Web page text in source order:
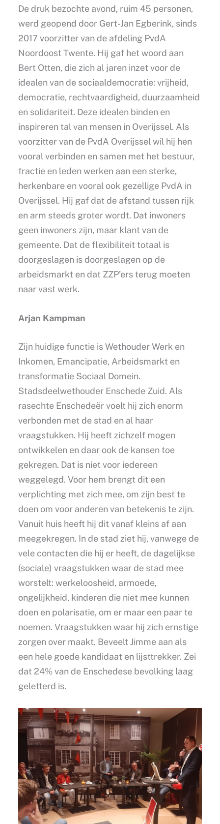
De druk bezochte avond, ruim 45 personen,
werd geopend door Gert-Jan Egberink, sinds
2017 voorzitter van de afdeling PvdA
Noordoost Twente. Hij gaf het woord aan
Bert Otten, die zich al jaren inzet voor de
idealen van de sociaaldemocratie: vrijheid,
democratie, rechtvaardigheid, duurzaamheid
en solidariteit. Deze idealen binden en
inspireren tal van mensen in Overijssel. Als
voorzitter van de PvdA Overijssel wil hij hen
vooral verbinden en samen met het bestuur,
fractie en leden werken aan een sterke,
herkenbare en vooral ook gezellige PvdA in
Overijssel. Hij gaf dat de afstand tussen rijk
en arm steeds groter wordt. Dat inwoners
geen inwoners zijn, maar klant van de
gemeente. Dat de flexibiliteit totaal is
doorgeslagen is doorgeslagen op de
arbeidsmarkt en dat ZZP’ers terug moeten
naar vast werk.
Arjan Kampman
Zijn huidige functie is Wethouder Werk en
Inkomen, Emancipatie, Arbeidsmarkt en
transformatie Sociaal Domein.
Stadsdeelwethouder Enschede Zuid. Als
rasechte Enschedeër voelt hij zich enorm
verbonden met de stad en al haar
vraagstukken. Hij heeft zichzelf mogen
ontwikkelen en daar ook de kansen toe
gekregen. Dat is niet voor iedereen
weggelegd. Voor hem brengt dit een
verplichting met zich mee, om zijn best te
doen om voor anderen van betekenis te zijn.
Vanuit huis heeft hij dit vanaf kleins af aan
meegekregen. In de stad ziet hij, vanwege de
vele contacten die hij er heeft, de dagelijkse
(sociale) vraagstukken waar de stad mee
worstelt: werkeloosheid, armoede,
ongelijkheid, kinderen die niet mee kunnen
doen en polarisatie, om er maar een paar te
noemen. Vraagstukken waar hij zich ernstige
zorgen over maakt. Beveelt Jimme aan als
een hele goede kandidaat en lijsttrekker. Zei
dat 24% van de Enschedese bevolking laag
geletterd is.